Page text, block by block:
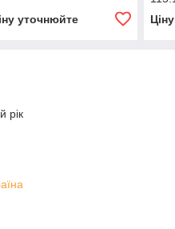
уточнюйте
рік